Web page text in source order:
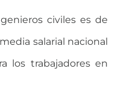
civiles es de
salarial nacional
los trabajadores en